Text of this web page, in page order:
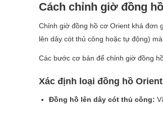
Cách chỉnh giờ đồng
Chỉnh giờ đồng hồ cơ Orient khá đơn
lên dây cót thủ công hoặc tự động)
Các bước cơ bản để chỉnh giờ đồng
Xác định loại đồng hồ Orient
Đồng hồ lên dây cót thủ công: